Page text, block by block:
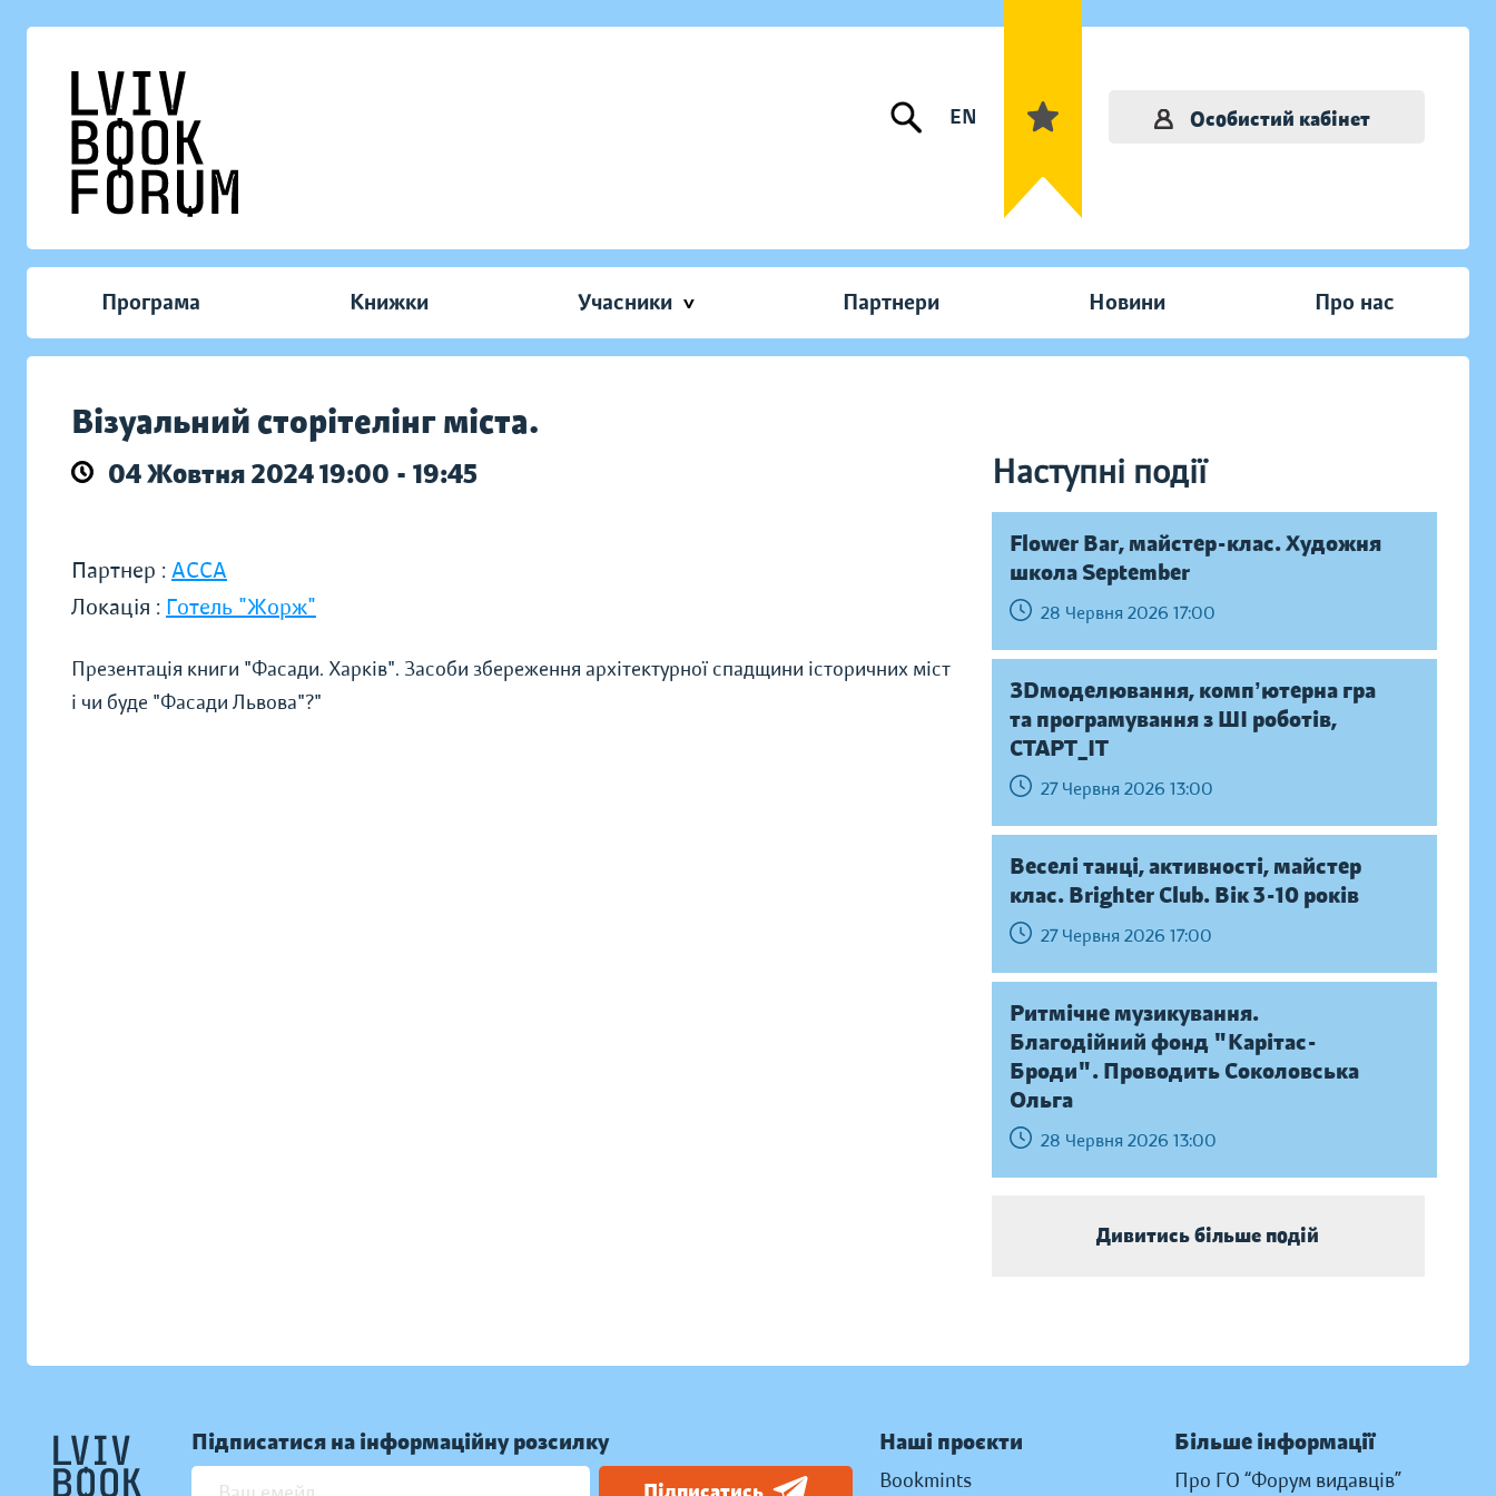
EN Особистий кабінет
Програма Книжки Учасники Партнери Новини Про нас
Візуальний сторітелінг міста.
04 Жовтня 2024 19:00 - 19:45 Наступні події
Партнер : АССА
Локація : Готель "Жорж"
Презентація книги "Фасади. Харків". Засоби збереження архітектурної спадщини історичних міст
і чи буде "Фасади Львова"?"
Flower Bar, майстер-клас. Художня
школа September
28 Червня 2026 17:00
ЗDмоделювання, компʼютерна гра
та програмування з ШІ роботів,
СТАРТ_ІТ
27 Червня 2026 13:00
Веселі танці, активності, майстер
клас. Brighter Club. Вік 3-10 років
27 Червня 2026 17:00
Ритмічне музикування.
Благодійний фонд "Карітас-
Броди". Проводить Соколовська
Ольга
28 Червня 2026 13:00
Дивитись більше подій
Підписатися на інформаційну розсилку Наші проєкти
Bookmints
Більше інформації
Про ГО “Форум видавців”